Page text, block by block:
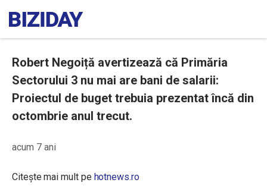
Robert Negoiță avertizează că Primăria
Sectorului 3 nu mai are bani de salarii:
Proiectul de buget trebuia prezentat încă din
octombrie anul trecut.
acum 7 ani
Citește mai mult pe hotnews.ro